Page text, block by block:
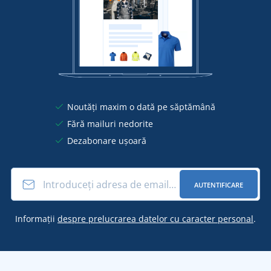
Noutăți maxim o dată pe săptămână
Fără mailuri nedorite
Dezabonare ușoară
AUTENTIFICARE
Informații despre prelucrarea datelor cu caracter personal.